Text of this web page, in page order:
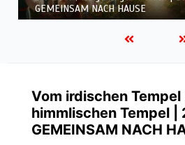
GEMEINSAM NACH HAUSE
Vom irdischen Tempel
himmlischen Tempel |
GEMEINSAM NACH